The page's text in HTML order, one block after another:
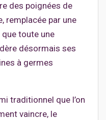
des poignées de
remplacée par une
toute une
désormais ses
à germes
traditionnel que l’on
vaincre, le